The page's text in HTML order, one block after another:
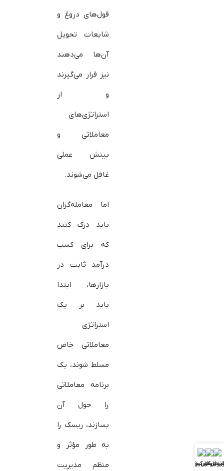
قول‌های دروغ و
شایعات تحویل
آن‌ها می‌دهند
نیز قرار می‌گیرند
و از
استراتژی‌های
معاملاتی و
بینش عملی
غافل می‌شوند.
اما معامله‌گران
باید درک کنند
که برای کسب
درآمد ثابت در
بازارها، ابتدا
باید بر یک
استراتژی
معاملاتی خاص
مسلط شوند، یک
برنامه معاملاتی
را حول آن
بسازند، ریسک را
به طور مؤثر و
منظم مدیریت
فارکس
فارکس
بررسی بروکرها